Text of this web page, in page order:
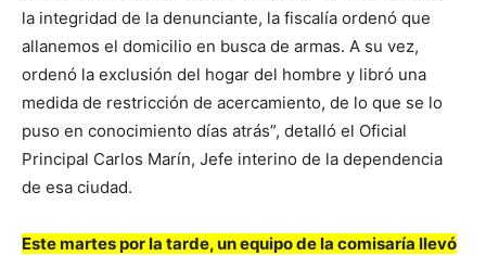
la integridad de la denunciante, la fiscalía ordenó que
allanemos el domicilio en busca de armas. A su vez,
ordenó la exclusión del hogar del hombre y libró una
medida de restricción de acercamiento, de lo que se lo
puso en conocimiento días atrás”, detalló el Oficial
Principal Carlos Marín, Jefe interino de la dependencia
de esa ciudad.
Este martes por la tarde, un equipo de la comisaría llevó